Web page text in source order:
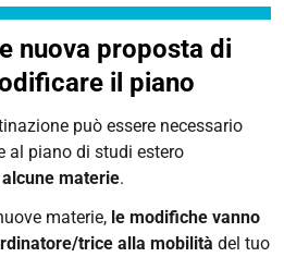
nuova proposta di
il piano
può essere necessario
al piano di studi estero
materie.
materie, le modifiche vanno
trice alla mobilità del tuo